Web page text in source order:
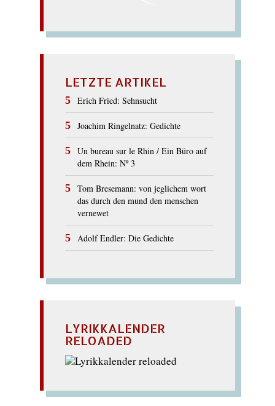
LETZTE ARTIKEL
Erich Fried: Sehnsucht
Joachim Ringelnatz: Gedichte
Un bureau sur le Rhin / Ein Büro auf
dem Rhein: Nº 3
Tom Bresemann: von jeglichem wort
das durch den mund den menschen
vernewet
Adolf Endler: Die Gedichte
LYRIKKALENDER
RELOADED